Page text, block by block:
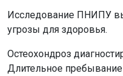
Исследование ПНИПУ
угрозы для здоровья.
Остеохондроз
Длительное